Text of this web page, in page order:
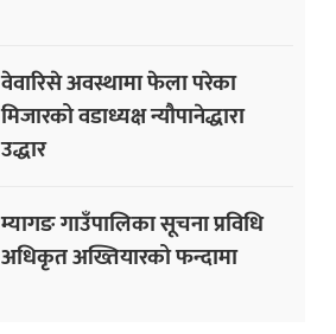
वेवारिसे अवस्थामा फेला परेका
मिजारको वडाध्यक्ष न्यौपानेद्धारा
उद्धार
म्यागङ गाउँपालिका सूचना प्रविधि
अधिकृत अख्तियारको फन्दामा